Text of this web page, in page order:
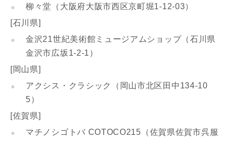
柳々堂（大阪府大阪市西区京町堀1-12-03）
[石川県]
金沢21世紀美術館ミュージアムショップ（石川県
金沢市広坂1-2-1）
[岡山県]
アクシス・クラシック（岡山市北区田中134-10
5）
[佐賀県]
マチノシゴトバ COTOCO215（佐賀県佐賀市呉服